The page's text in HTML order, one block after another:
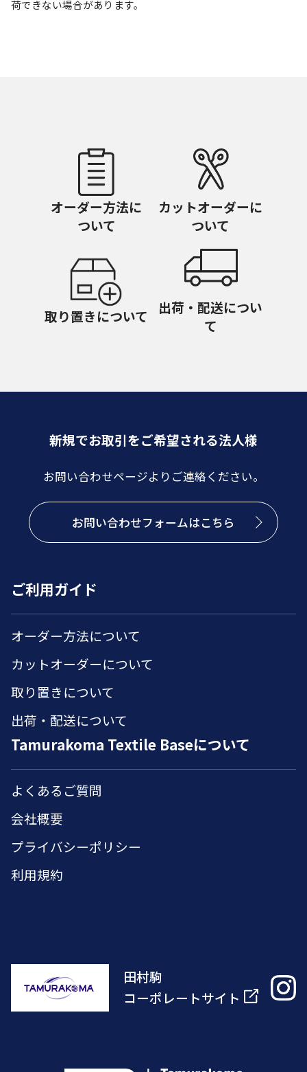
荷できない場合があります。
オーダー方法に
ついて
カットオーダーに
ついて
取り置きについて
出荷・配送につい
て
新規でお取引をご希望される法人様
お問い合わせページよりご連絡ください。
お問い合わせフォームはこちら
ご利用ガイド
オーダー方法について
カットオーダーについて
取り置きについて
出荷・配送について
Tamurakoma Textile Baseについて
よくあるご質問
会社概要
プライバシーポリシー
利用規約
田村駒
コーポレートサイト